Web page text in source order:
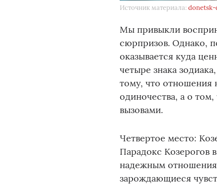
Источник материала:
Мы привыкли
сюрпризов. Однако,
оказывается куда
четыре знака
тому, что отношения
одиночества, а о
вызовами.
Четвертое место:
Парадокс Козерогов
надежным
зарождающиеся